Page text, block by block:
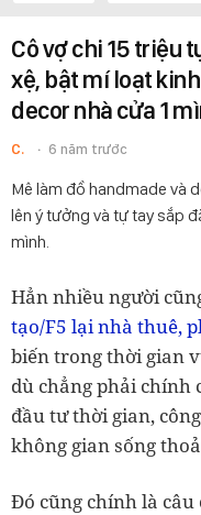
Cô vợ chi 15 triệu
xệ, bật mí loạt
decor nhà cửa 1
C. 6 năm trước
Mê làm đồ handmade và
lên ý tưởng và tự tay sắp
mình.
Hẳn nhiều người
tạo/F5 lại nhà thuê,
biến trong thời gian
dù chẳng phải
đầu tư thời gian,
không gian sống
Đó cũng chính là câu